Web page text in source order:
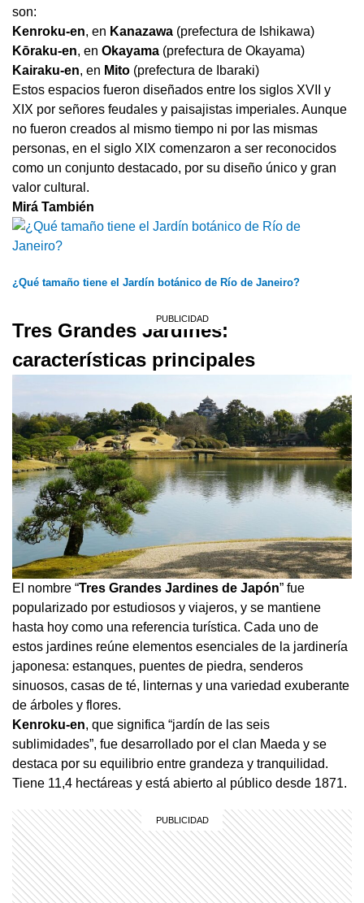
son:
Kenroku-en, en Kanazawa (prefectura de Ishikawa)
Kōraku-en, en Okayama (prefectura de Okayama)
Kairaku-en, en Mito (prefectura de Ibaraki)
Estos espacios fueron diseñados entre los siglos XVII y
XIX por señores feudales y paisajistas imperiales. Aunque
no fueron creados al mismo tiempo ni por las mismas
personas, en el siglo XIX comenzaron a ser reconocidos
como un conjunto destacado, por su diseño único y gran
valor cultural.
Mirá También
¿Qué tamaño tiene el Jardín botánico de Río de Janeiro?
Tres Grandes Jardines:
características principales
El nombre “Tres Grandes Jardines de Japón” fue
popularizado por estudiosos y viajeros, y se mantiene
hasta hoy como una referencia turística. Cada uno de
estos jardines reúne elementos esenciales de la jardinería
japonesa: estanques, puentes de piedra, senderos
sinuosos, casas de té, linternas y una variedad exuberante
de árboles y flores.
Kenroku-en, que significa “jardín de las seis
sublimidades”, fue desarrollado por el clan Maeda y se
destaca por su equilibrio entre grandeza y tranquilidad.
Tiene 11,4 hectáreas y está abierto al público desde 1871.